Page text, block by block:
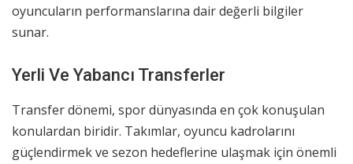
oyuncuların performanslarına dair değerli bilgiler
sunar.
Yerli Ve Yabancı Transferler
Transfer dönemi, spor dünyasında en çok konuşulan
konulardan biridir. Takımlar, oyuncu kadrolarını
güçlendirmek ve sezon hedeflerine ulaşmak için önemli